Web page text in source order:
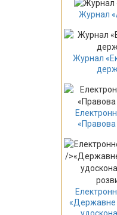
Журнал
Журнал
«Правова
«Державне